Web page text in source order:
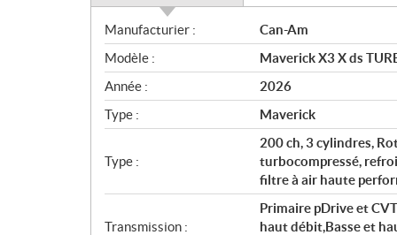
S
p
é
c
i
f
c
i
Manufacturier :
Can-Am
Modèle :
Maverick X3 X ds
Année :
2026
Type :
Maverick
Type :
200 ch, 3 cylindres,
turbocompressé,
filtre à air haute
Transmission :
Primaire pDrive et
haut débit,Basse et